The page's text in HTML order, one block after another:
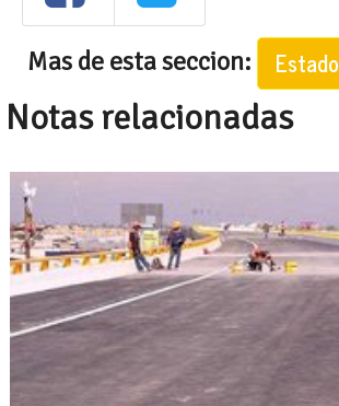
Mas de esta seccion: Estado
Notas relacionadas